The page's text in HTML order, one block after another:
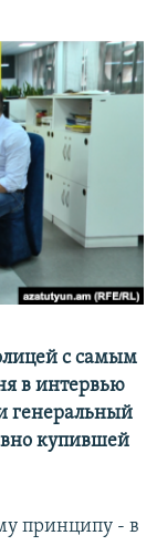
с самым
в интервью
генеральный
купившей
принципу - в